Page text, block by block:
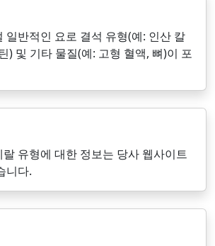
일반적인 요로 결석 유형(예: 인산 칼
) 및 기타 물질(예: 고형 혈액, 뼈)이 포
유형에 대한 정보는 당사 웹사이트
니다.